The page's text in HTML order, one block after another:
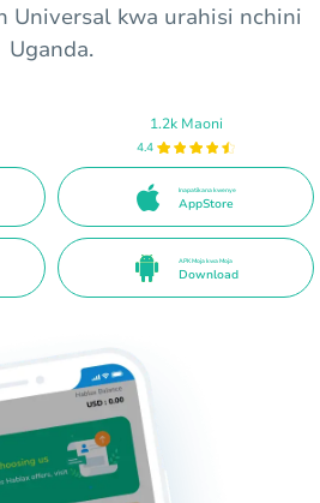
Universal kwa urahisi nchini
Uganda.
1.2k Maoni
4.4
Inapatikana kwenye
AppStore
APK Moja kwa Moja
Download